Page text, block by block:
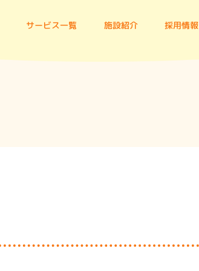
サービス一覧 施設紹介 採用情報